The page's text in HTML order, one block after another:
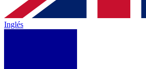
Inglés